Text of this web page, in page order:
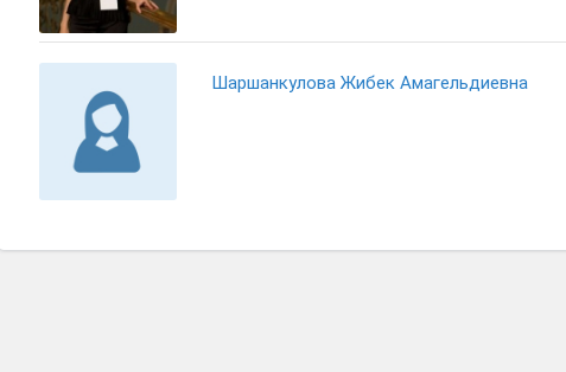
Шаршанкулова Жибек Амагельдиевна